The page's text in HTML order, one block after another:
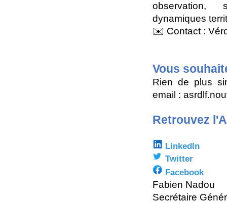
observation,
dynamiques
✉️ Contact :
Vous
Rien de plus
email :
Retrouvez
LinkedIn
Twitter
Facebook
Fabien Nadou
Secrétaire